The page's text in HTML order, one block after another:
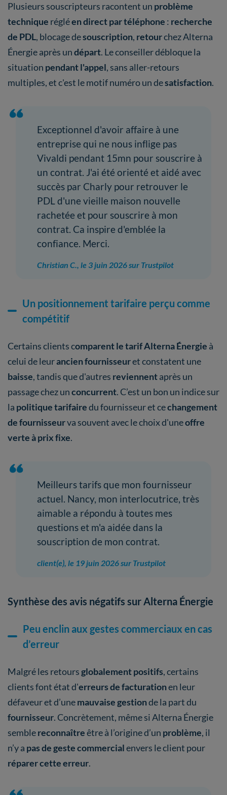
Plusieurs souscripteurs racontent un problème
technique régléen direct par téléphone : recherche
de PDL, blocage desouscription, retourchez Alterna
Énergie après undépart. Le conseiller débloque la
situation pendant l'appel, sans aller-retours
multiples, et c'est le motif numéro un desatisfaction.
Exceptionnel d'avoir affaire à une
entreprise qui ne nous inflige pas
Vivaldi pendant 15mn pour souscrire à
un contrat. J'ai été orienté et aidé avec
succès par Charly pour retrouver le
PDL d'une vieille maison nouvelle
rachetée et pour souscrire à mon
contrat. Ca inspire d'emblée la
confiance. Merci.
Christian C., le 3 juin 2026 sur Trustpilot
Un positionnement tarifaire perçu comme
compétitif
Certains clients comparent le tarif Alterna Énergie à
celui de leurancien fournisseuret constatent une
baisse, tandis que d'autres reviennentaprès un
passage chez unconcurrent. C’est un bon un indice sur
la politique tarifairedu fournisseur et cechangement
de fournisseurva souvent avec le choix d'uneoffre
verte à prix fixe.
Meilleurs tarifs que mon fournisseur
actuel. Nancy, mon interlocutrice, très
aimable a répondu à toutes mes
questions et m'a aidée dans la
souscription de mon contrat.
client(e), le 19 juin 2026 sur Trustpilot
Synthèse des avis négatifs sur Alterna Énergie
Peu enclin aux gestes commerciaux en cas
d’erreur
Malgré les retoursglobalement positifs, certains
clients font état d'erreurs de facturationen leur
défaveur et d’unemauvaise gestionde la part du
fournisseur. Concrètement, même si Alterna Énergie
semblereconnaîtreêtre à l’origine d’un problème, il
n’y a pas de geste commercialenvers le client pour
réparer cette erreur.